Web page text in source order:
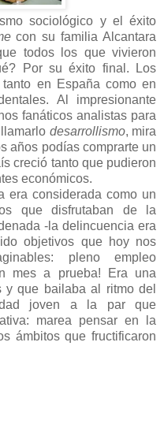
sociológico y el éxito
con su familia Alcantara
todos los que vivieron
Por su éxito final. Los
en España como en
Al impresionante
fanáticos analistas para
desarrollismo, mira
años podías comprarte un
creció tanto que pudieron
económicos.
era considerada como un
que disfrutaban de la
-la delincuencia era
objetivos que hoy nos
pleno empleo
mes a prueba! Era una
que bailaba al ritmo del
joven a la par que
marea pensar en la
ámbitos que fructificaron